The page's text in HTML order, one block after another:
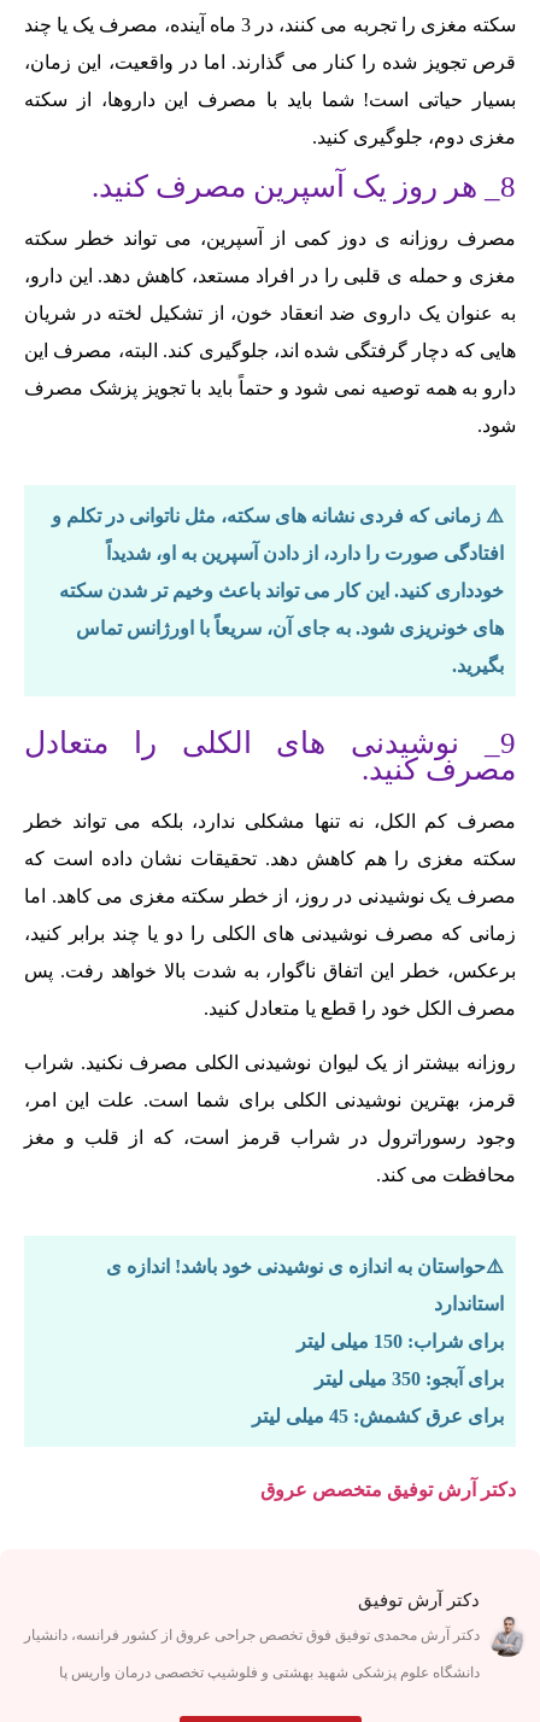
سکته مغزی را تجربه می کنند، در 3 ماه آینده، مصرف یک یا چند
قرص تجویز شده را کنار می گذارند. اما در واقعیت، این زمان،
بسیار حیاتی است! شما باید با مصرف این داروها، از سکته
مغزی دوم، جلوگیری کنید.
8_ هر روز یک آسپرین مصرف کنید.
مصرف روزانه ی دوز کمی از آسپرین، می تواند خطر سکته
مغزی و حمله ی قلبی را در افراد مستعد، کاهش دهد. این دارو،
به عنوان یک داروی ضد انعقاد خون، از تشکیل لخته در شریان
هایی که دچار گرفتگی شده اند، جلوگیری کند. البته، مصرف این
دارو به همه توصیه نمی شود و حتماً باید با تجویز پزشک مصرف
شود.
⚠️ زمانی که فردی نشانه های سکته، مثل ناتوانی در تکلم و
افتادگی صورت را دارد، از دادن آسپرین به او، شدیداً
خودداری کنید. این کار می تواند باعث وخیم تر شدن سکته
های خونریزی شود. به جای آن، سریعاً با اورژانس تماس
بگیرید.
9_ نوشیدنی های الکلی را متعادل
مصرف کنید.
مصرف کم الکل، نه تنها مشکلی ندارد، بلکه می تواند خطر
سکته مغزی را هم کاهش دهد. تحقیقات نشان داده است که
مصرف یک نوشیدنی در روز، از خطر سکته مغزی می کاهد. اما
زمانی که مصرف نوشیدنی های الکلی را دو یا چند برابر کنید،
برعکس، خطر این اتفاق ناگوار، به شدت بالا خواهد رفت. پس
مصرف الکل خود را قطع یا متعادل کنید.
روزانه بیشتر از یک لیوان نوشیدنی الکلی مصرف نکنید. شراب
قرمز، بهترین نوشیدنی الکلی برای شما است. علت این امر،
وجود رسوراترول در شراب قرمز است، که از قلب و مغز
محافظت می کند.
⚠️حواستان به اندازه ی نوشیدنی خود باشد! اندازه ی
استاندارد
برای شراب: 150 میلی لیتر
برای آبجو: 350 میلی لیتر
برای عرق کشمش: 45 میلی لیتر
دکتر آرش توفیق متخصص عروق
دکتر آرش توفیق
دکتر آرش محمدی توفیق فوق تخصص جراحی عروق از کشور فرانسه، دانشیار
دانشگاه علوم پزشکی شهید بهشتی و فلوشیپ تخصصی درمان واریس پا